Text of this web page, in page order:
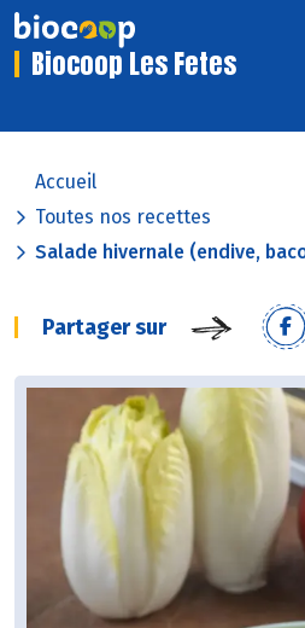
Biocoop Les Fetes
Accueil
Toutes nos recettes
Salade hivernale (endive,
Partager sur